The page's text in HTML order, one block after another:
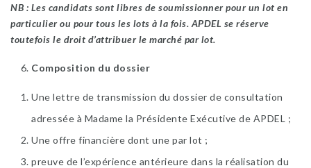
NB : Les candidats sont libres de soumissionner pour un lot en
particulier ou pour tous les lots à la fois. APDEL se réserve
toutefois le droit d’attribuer le marché par lot.
Composition du dossier
Une lettre de transmission du dossier de consultation
adressée à Madame la Présidente Exécutive de APDEL ;
Une offre financière dont une par lot ;
preuve de l’expérience antérieure dans la réalisation du